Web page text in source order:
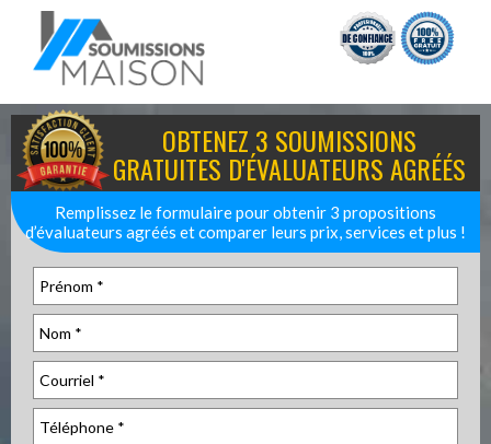
OBTENEZ 3 SOUMISSIONS
GRATUITES D'ÉVALUATEURS AGRÉÉS
Remplissez le formulaire pour obtenir 3 propositions
d’évaluateurs agréés et comparer leurs prix, services et plus !